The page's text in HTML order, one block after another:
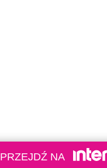
PRZEJDŹ NA